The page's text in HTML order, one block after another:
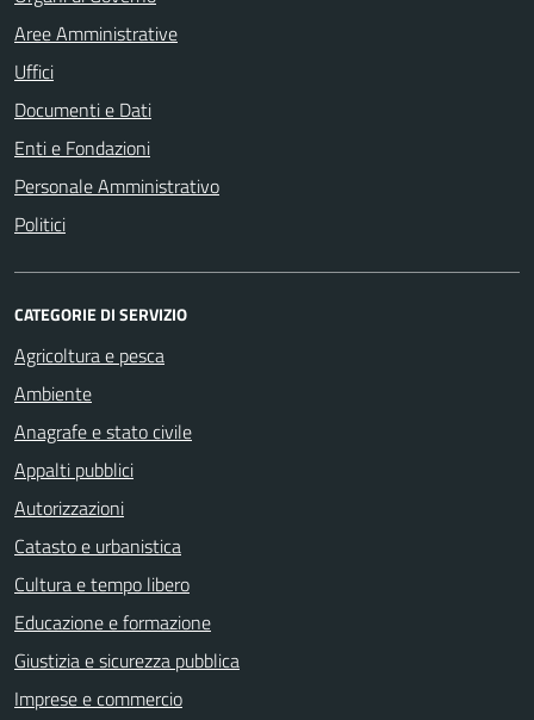
Aree Amministrative
Uffici
Documenti e Dati
Enti e Fondazioni
Personale Amministrativo
Politici
CATEGORIE DI SERVIZIO
Agricoltura e pesca
Ambiente
Anagrafe e stato civile
Appalti pubblici
Autorizzazioni
Catasto e urbanistica
Cultura e tempo libero
Educazione e formazione
Giustizia e sicurezza pubblica
Imprese e commercio